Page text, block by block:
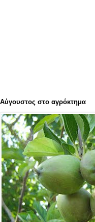
Αύγουστος στο αγρόκτημα